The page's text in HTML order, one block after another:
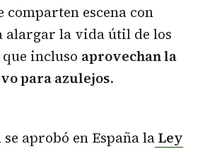
comparten escena con
alargar la vida útil de los
incluso aprovechan la
para azulejos.
aprobó en España laLey